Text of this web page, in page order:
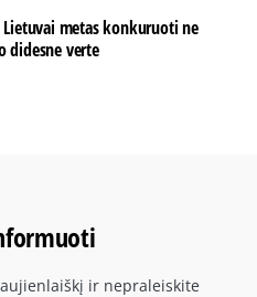
Lietuvai metas konkuruoti ne
didesne verte
ir nepraleiskite